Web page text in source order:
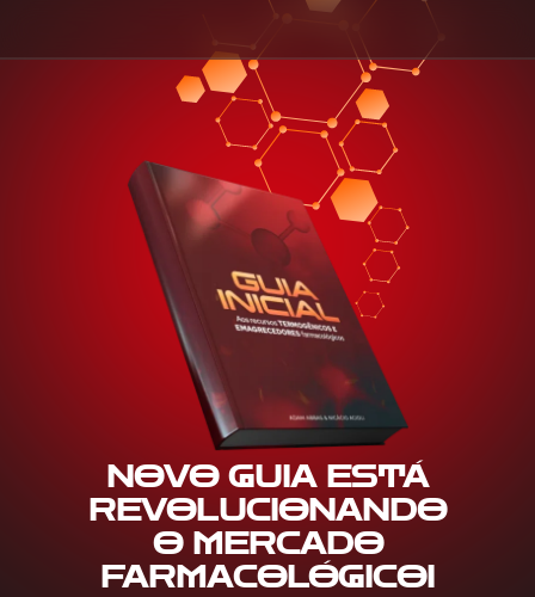
NOVO GUIA ESTÁ
REVOLUCIONANDO
O MERCADO
FARMACOLÓGICO!